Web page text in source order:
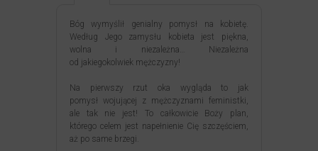
Bóg wymyślił genialny pomysł na kobietę.
Według Jego zamysłu kobieta jest piękna,
wolna i niezależna… Niezależna
od jakiegokolwiek mężczyzny!
Na pierwszy rzut oka wygląda to jak
pomysł wojującej z mężczyznami feministki,
ale tak nie jest! To całkowicie Boży plan,
którego celem jest napełnienie Cię szczęściem,
aż po same brzegi.